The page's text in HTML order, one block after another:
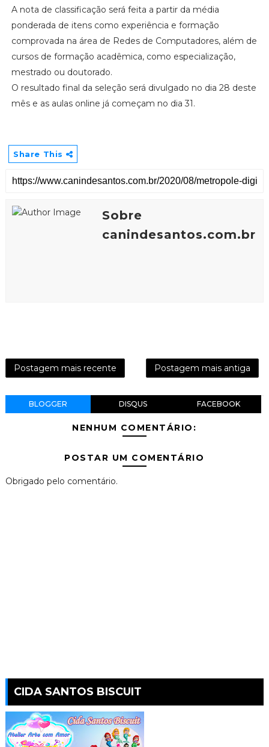
A nota de classificação será feita a partir da média
ponderada de itens como experiência e formação
comprovada na área de Redes de Computadores, além de
cursos de formação acadêmica, como especialização,
mestrado ou doutorado.
O resultado final da seleção será divulgado no dia 28 deste
mês e as aulas online já começam no dia 31.
Share This
Sobre
canindesantos.com.br
Postagem mais recente Postagem mais antiga
BLOGGER DISQUS FACEBOOK
NENHUM COMENTÁRIO:
POSTAR UM COMENTÁRIO
Obrigado pelo comentário.
CIDA SANTOS BISCUIT